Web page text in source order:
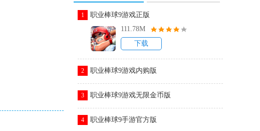
1
职业棒球9游戏正版
111.78M
下载
2 职业棒球9游戏内购版
3 职业棒球9游戏无限金币版
4 职业棒球9手游官方版